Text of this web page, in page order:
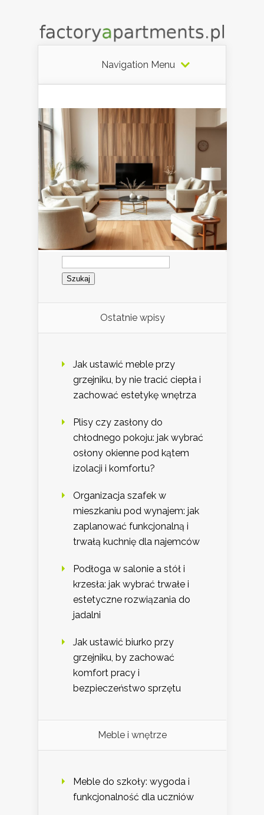
Navigation Menu
Szukaj:
Ostatnie wpisy
Jak ustawić meble przy
grzejniku, by nie tracić ciepła i
zachować estetykę wnętrza
Plisy czy zasłony do
chłodnego pokoju: jak wybrać
osłony okienne pod kątem
izolacji i komfortu?
Organizacja szafek w
mieszkaniu pod wynajem: jak
zaplanować funkcjonalną i
trwałą kuchnię dla najemców
Podłoga w salonie a stół i
krzesła: jak wybrać trwałe i
estetyczne rozwiązania do
jadalni
Jak ustawić biurko przy
grzejniku, by zachować
komfort pracy i
bezpieczeństwo sprzętu
Meble i wnętrze
Meble do szkoły: wygoda i
funkcjonalność dla uczniów